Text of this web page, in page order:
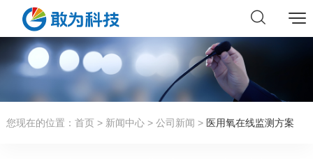
您现在的位置： 首页> 新闻中心> 公司新闻 > 医用氧在线监测方案